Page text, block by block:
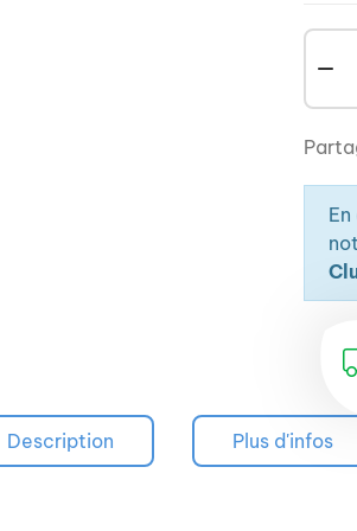
Description Plus d'infos